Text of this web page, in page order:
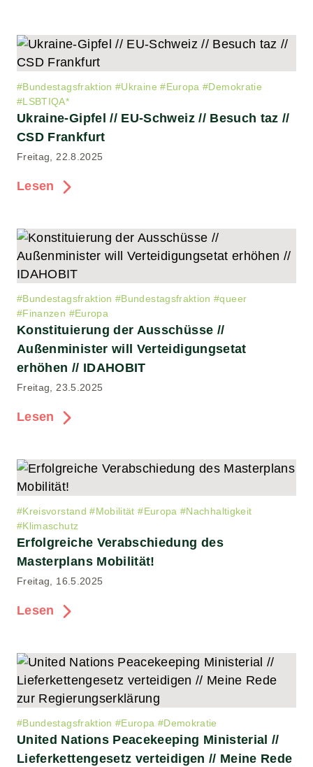
#Bundestagsfraktion #Ukraine #Europa #Demokratie
#LSBTIQA*
Ukraine-Gipfel // EU-Schweiz // Besuch taz //
CSD Frankfurt
Freitag, 22.8.2025
Lesen
#Bundestagsfraktion #Bundestagsfraktion #queer
#Finanzen #Europa
Konstituierung der Ausschüsse //
Außenminister will Verteidigungsetat
erhöhen // IDAHOBIT
Freitag, 23.5.2025
Lesen
#Kreisvorstand #Mobilität #Europa #Nachhaltigkeit
#Klimaschutz
Erfolgreiche Verabschiedung des
Masterplans Mobilität!
Freitag, 16.5.2025
Lesen
#Bundestagsfraktion #Europa #Demokratie
United Nations Peacekeeping Ministerial //
Lieferkettengesetz verteidigen // Meine Rede